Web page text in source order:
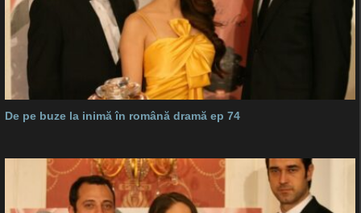
De pe buze la inimă în română dramă ep 74